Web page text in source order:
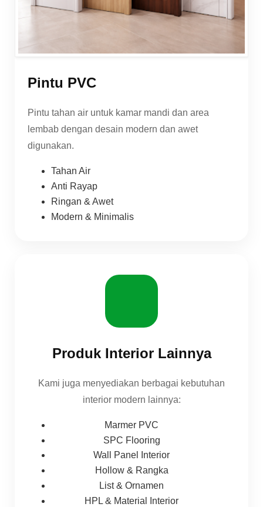
Pintu PVC
Pintu tahan air untuk kamar mandi dan area
lembab dengan desain modern dan awet
digunakan.
Tahan Air
Anti Rayap
Ringan & Awet
Modern & Minimalis
Produk Interior Lainnya
Kami juga menyediakan berbagai kebutuhan
interior modern lainnya:
Marmer PVC
SPC Flooring
Wall Panel Interior
Hollow & Rangka
List & Ornamen
HPL & Material Interior